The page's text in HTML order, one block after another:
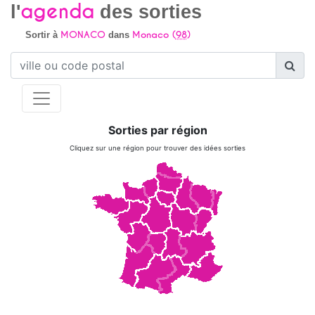
l'agenda des sorties
Sortir à MONACOdans Monaco (98)
Sorties par région
Cliquez sur une région pour trouver des idées sorties